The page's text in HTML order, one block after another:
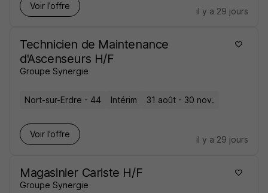
Voir l’offre
il y a 29 jours
Technicien de Maintenance
d'Ascenseurs H/F
Groupe Synergie
Nort-sur-Erdre - 44 Intérim 31 août - 30 nov.
Voir l’offre
il y a 29 jours
Magasinier Cariste H/F
Groupe Synergie